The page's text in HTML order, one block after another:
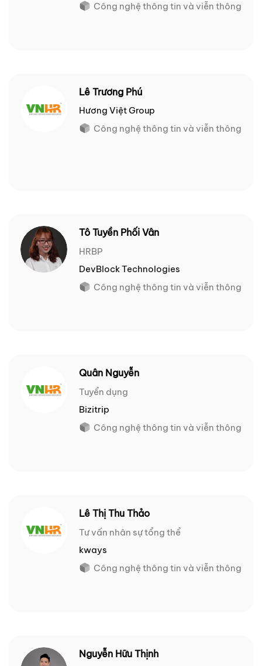
Công nghệ thông tin và viễn thông
Lê Trương Phú
Hương Việt Group
Công nghệ thông tin và viễn thông
Tô Tuyền Phối Vân
HRBP
DevBlock Technologies
Công nghệ thông tin và viễn thông
Quân Nguyễn
Tuyển dụng
Bizitrip
Công nghệ thông tin và viễn thông
Lê Thị Thu Thảo
Tư vấn nhân sự tổng thể
kways
Công nghệ thông tin và viễn thông
Nguyễn Hữu Thịnh